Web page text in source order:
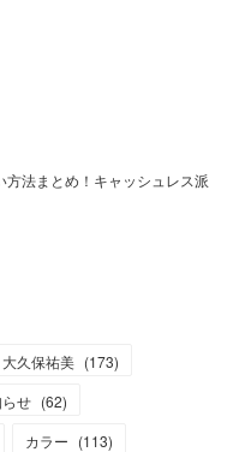
方法まとめ！キャッシュレス派
大久保祐美 (173)
せ (62)
カラー (113)